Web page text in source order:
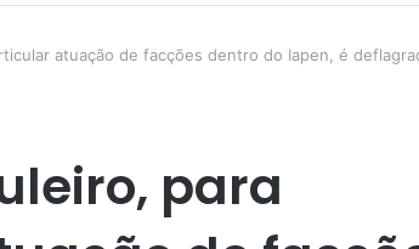
atuação de facções dentro do Iapen, é
para